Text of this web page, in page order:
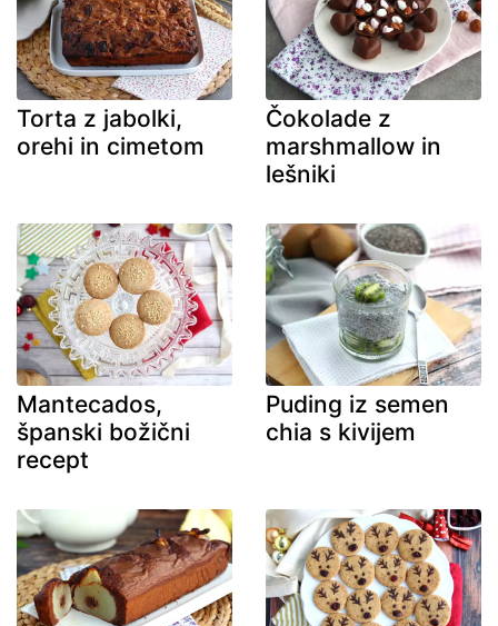
Torta z jabolki,
orehi in cimetom
Čokolade z
marshmallow in
lešniki
Mantecados,
španski božični
recept
Puding iz semen
chia s kivijem